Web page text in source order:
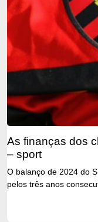
as finanças dos clubes brasileros edição 2025
– sport
O balanço de 2024 do
pelos três anos